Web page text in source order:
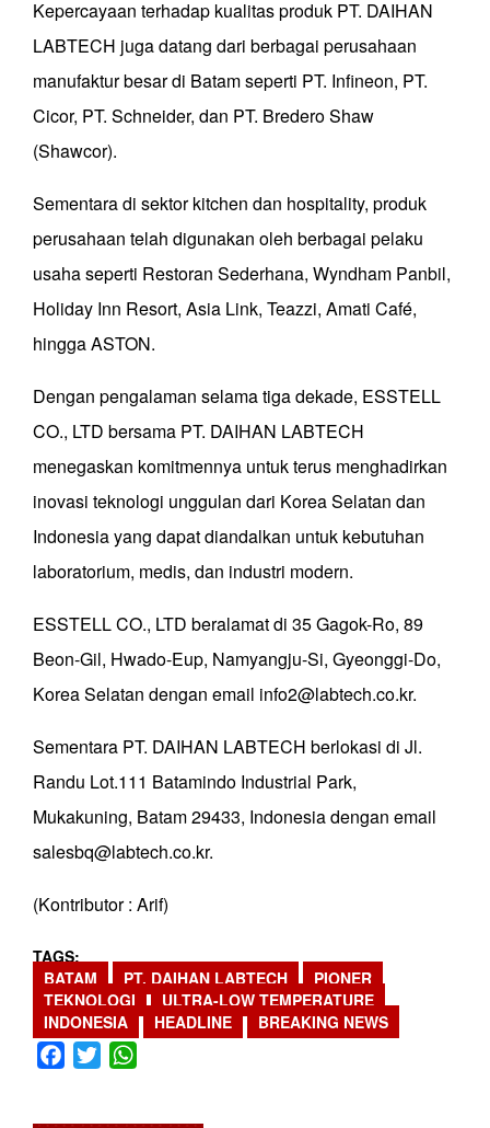
Kepercayaan terhadap kualitas produk PT. DAIHAN
LABTECH juga datang dari berbagai perusahaan
manufaktur besar di Batam seperti PT. Infineon, PT.
Cicor, PT. Schneider, dan PT. Bredero Shaw
(Shawcor).
Sementara di sektor kitchen dan hospitality, produk
perusahaan telah digunakan oleh berbagai pelaku
usaha seperti Restoran Sederhana, Wyndham Panbil,
Holiday Inn Resort, Asia Link, Teazzi, Amati Café,
hingga ASTON.
Dengan pengalaman selama tiga dekade, ESSTELL
CO., LTD bersama PT. DAIHAN LABTECH
menegaskan komitmennya untuk terus menghadirkan
inovasi teknologi unggulan dari Korea Selatan dan
Indonesia yang dapat diandalkan untuk kebutuhan
laboratorium, medis, dan industri modern.
ESSTELL CO., LTD beralamat di 35 Gagok-Ro, 89
Beon-Gil, Hwado-Eup, Namyangju-Si, Gyeonggi-Do,
Korea Selatan dengan email info2@labtech.co.kr.
Sementara PT. DAIHAN LABTECH berlokasi di Jl.
Randu Lot.111 Batamindo Industrial Park,
Mukakuning, Batam 29433, Indonesia dengan email
salesbq@labtech.co.kr.
(Kontributor : Arif)
TAGS
BATAM
PT. DAIHAN LABTECH
PIONER
TEKNOLOGI
ULTRA-LOW TEMPERATURE
INDONESIA
HEADLINE BREAKING NEWS
Facebook
Twitter